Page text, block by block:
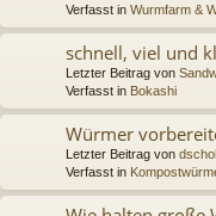
Verfasst in Wurmfarm &
schnell, viel und
Letzter Beitrag von
Verfasst in Bokashi
Würmer
Letzter Beitrag von
Verfasst in